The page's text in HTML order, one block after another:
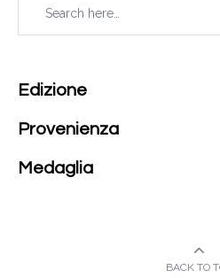
Edizione
Provenienza
Medaglia
BACK TO